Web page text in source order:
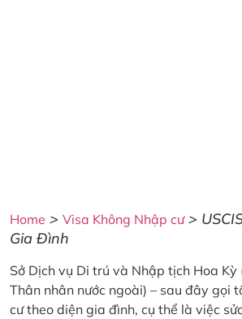
Home > Visa Không Nhập cư>
Gia Đình
Sở Dịch vụ Di trú và Nhập tịch Hoa
Thân nhân nước ngoài) – sau đây gọi
cư theo diện gia đình, cụ thể là việc